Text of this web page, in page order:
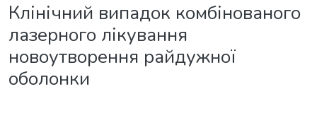
Клінічний випадок комбінованого
лазерного лікування
новоутворення райдужної
оболонки